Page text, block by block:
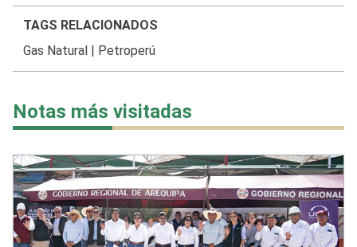
TAGS RELACIONADOS
Gas Natural
Petroperú
Notas más visitadas